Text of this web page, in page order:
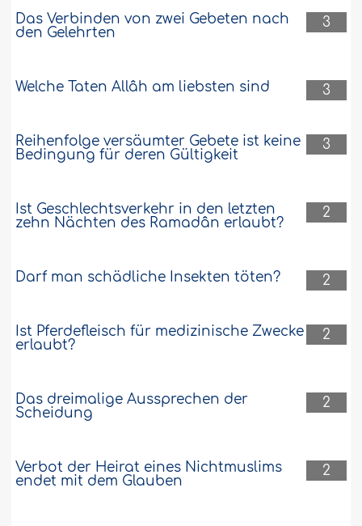
3
Das Verbinden von zwei Gebeten nach
den Gelehrten
3
Welche Taten Allâh am liebsten sind
3
Reihenfolge versäumter Gebete ist keine
Bedingung für deren Gültigkeit
2
Ist Geschlechtsverkehr in den letzten
zehn Nächten des Ramadân erlaubt?
2
Darf man schädliche Insekten töten?
2
Ist Pferdefleisch für medizinische Zwecke
erlaubt?
2
Das dreimalige Aussprechen der
Scheidung
2
Verbot der Heirat eines Nichtmuslims
endet mit dem Glauben